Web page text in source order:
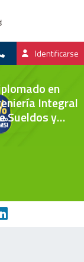
Identificarse
en
Integral
Sueldos y
avanzado